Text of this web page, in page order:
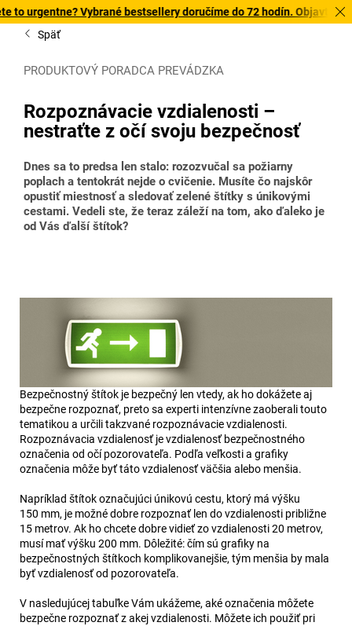
Vybrané bestsellery doručíme do 72 hodín. Objavte našu
Späť
PRODUKTOVÝ PORADCA PREVÁDZKA
Rozpoznávacie vzdialenosti –
nestraťte z očí svoju bezpečnosť
Dnes sa to predsa len stalo: rozozvučal sa požiarny
poplach a tentokrát nejde o cvičenie. Musíte čo najskôr
opustiť miestnosť a sledovať zelené štítky s únikovými
cestami. Vedeli ste, že teraz záleží na tom, ako ďaleko je
od Vás ďalší štítok?
Bezpečnostný štítok je bezpečný len vtedy, ak ho dokážete aj
bezpečne rozpoznať, preto sa experti intenzívne zaoberali touto
tematikou a určili takzvané rozpoznávacie vzdialenosti.
Rozpoznávacia vzdialenosť je vzdialenosť bezpečnostného
označenia od očí pozorovateľa. Podľa veľkosti a grafiky
označenia môže byť táto vzdialenosť väčšia alebo menšia.
Napríklad štítok označujúci únikovú cestu, ktorý má výšku
150 mm, je možné dobre rozpoznať len do vzdialenosti približne
15 metrov. Ak ho chcete dobre vidieť zo vzdialenosti 20 metrov,
musí mať výšku 200 mm. Dôležité: čím sú grafiky na
bezpečnostných štítkoch komplikovanejšie, tým menšia by mala
byť vzdialenosť od pozorovateľa.
V nasledujúcej tabuľke Vám ukážeme, aké označenia môžete
bezpečne rozpoznať z akej vzdialenosti. Môžete ich použiť pri